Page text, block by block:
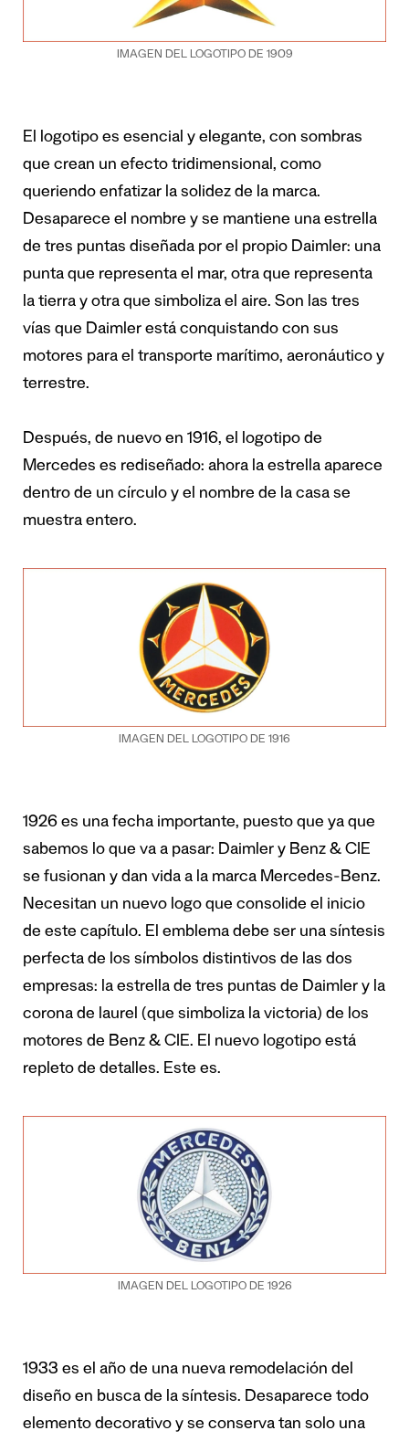
IMAGEN DEL LOGOTIPO DE 1909
El logotipo es esencial y elegante, con sombras
que crean un efecto tridimensional, como
queriendo enfatizar la solidez de la marca.
Desaparece el nombre y se mantiene una estrella
de tres puntas diseñada por el propio Daimler: una
punta que representa el mar, otra que representa
la tierra y otra que simboliza el aire. Son las tres
vías que Daimler está conquistando con sus
motores para el transporte marítimo, aeronáutico y
terrestre.
Después, de nuevo en 1916, el logotipo de
Mercedes es rediseñado: ahora la estrella aparece
dentro de un círculo y el nombre de la casa se
muestra entero.
IMAGEN DEL LOGOTIPO DE 1916
1926 es una fecha importante, puesto que ya que
sabemos lo que va a pasar: Daimler y Benz & CIE
se fusionan y dan vida a la marca Mercedes-Benz.
Necesitan un nuevo logo que consolide el inicio
de este capítulo. El emblema debe ser una síntesis
perfecta de los símbolos distintivos de las dos
empresas: la estrella de tres puntas de Daimler y la
corona de laurel (que simboliza la victoria) de los
motores de Benz & CIE. El nuevo logotipo está
repleto de detalles. Este es.
IMAGEN DEL LOGOTIPO DE 1926
1933 es el año de una nueva remodelación del
diseño en busca de la síntesis. Desaparece todo
elemento decorativo y se conserva tan solo una